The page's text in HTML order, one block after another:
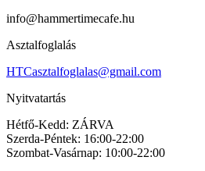
info@hammertimecafe.hu
Asztalfoglalás
HTCasztalfoglalas@gmail.com
Nyitvatartás
Hétfő-Kedd: ZÁRVA
Szerda-Péntek: 16:00-22:00
Szombat-Vasárnap: 10:00-22:00